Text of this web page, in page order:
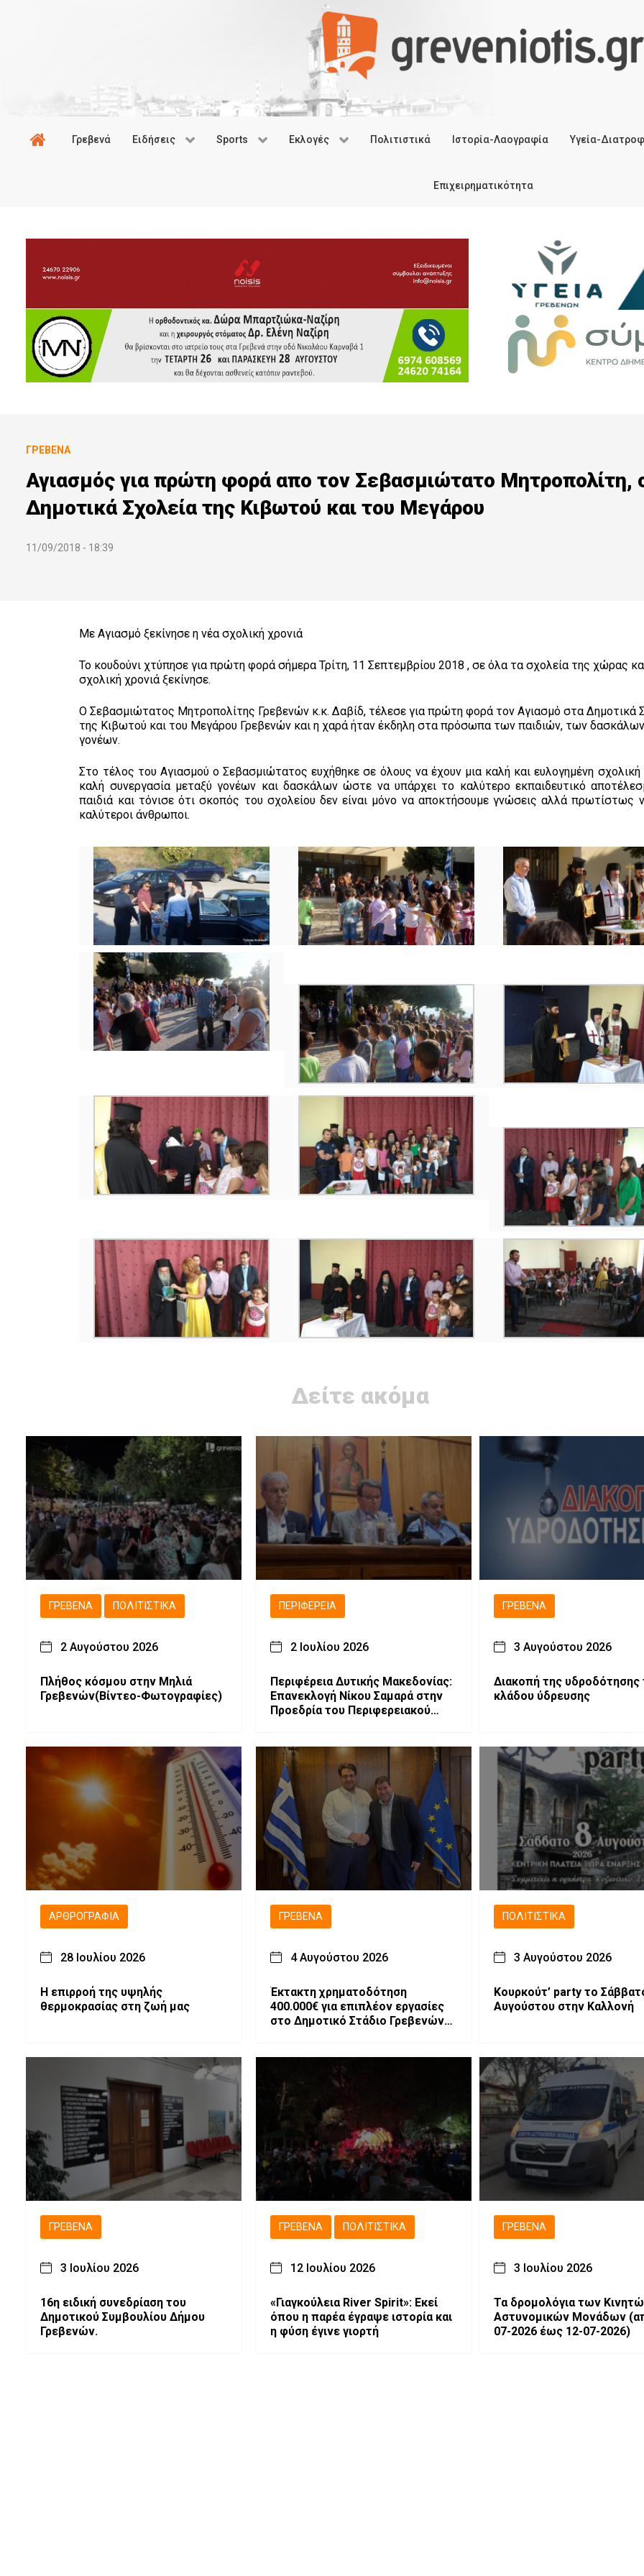
Γρεβενά Ειδήσεις Sports Εκλογές Πολιτιστικά Ιστορία-Λαογραφία Υγεία-
Επιχειρηματικότητα
ΓΡΕΒΕΝΆ
Αγιασμός για πρώτη φορά απο τον Σεβασμιώτατο Μητροπολίτη,
Δημοτικά Σχολεία της Κιβωτού και του Μεγάρου
11/09/2018 - 18:39
Με Αγιασμό ξεκίνησε η νέα σχολική χρονιά
Το κουδούνι χτύπησε για πρώτη φορά σήμερα Τρίτη, 11 Σεπτεμβρίου 2018 , σε όλα τα σχολεία της χώρας
σχολική χρονιά ξεκίνησε.
Ο Σεβασμιώτατος Μητροπολίτης Γρεβενών κ.κ. Δαβίδ, τέλεσε για πρώτη φορά τον Αγιασμό στα Δημοτικά
της Κιβωτού και του Μεγάρου Γρεβενών και η χαρά ήταν έκδηλη στα πρόσωπα των παιδιών, των
γονέων.
Στο τέλος του Αγιασμού ο Σεβασμιώτατος ευχήθηκε σε όλους να έχουν μια καλή και ευλογημένη σχολική
καλή συνεργασία μεταξύ γονέων και δασκάλων ώστε να υπάρχει το καλύτερο εκπαιδευτικό
παιδιά και τόνισε ότι σκοπός του σχολείου δεν είναι μόνο να αποκτήσουμε γνώσεις αλλά πρωτίστως
καλύτεροι άνθρωποι.
Δείτε ακόμα
ΓΡΕΒΕΝΆ ΠΟΛΙΤΙΣΤΙΚΆ
2 Αυγούστου 2026
Πλήθος κόσμου στην Μηλιά
Γρεβενών(Βίντεο-Φωτογραφίες)
ΠΕΡΙΦΈΡΕΙΑ
2 Ιουλίου 2026
Περιφέρεια Δυτικής Μακεδονίας:
Επανεκλογή Νίκου Σαμαρά στην
Προεδρία του Περιφερειακού
Επιτροπής
ΓΡΕΒΕΝΆ
3 Αυγούστου 2026
Διακοπή της υδροδότησης
κλάδου ύδρευσης
ΑΡΘΡΟΓΡΑΦΊΑ
28 Ιουλίου 2026
Η επιρροή της υψηλής
θερμοκρασίας στη ζωή μας
ΓΡΕΒΕΝΆ
4 Αυγούστου 2026
Έκτακτη χρηματοδότηση
400.000€ για επιπλέον εργασίες
στο Δημοτικό Στάδιο Γρεβενών
ΠΟΛΙΤΙΣΤΙΚΆ
3 Αυγούστου 2026
Κουρκούτ’ party το
Αυγούστου στην Καλλονή
ΓΡΕΒΕΝΆ
3 Ιουλίου 2026
16η ειδική συνεδρίαση του
Δημοτικού Συμβουλίου Δήμου
Γρεβενών.
ΓΡΕΒΕΝΆ ΠΟΛΙΤΙΣΤΙΚΆ
12 Ιουλίου 2026
«Γιαγκούλεια River Spirit»: Εκεί
όπου η παρέα έγραψε ιστορία και
η φύση έγινε γιορτή
ΓΡΕΒΕΝΆ
3 Ιουλίου 2026
Τα δρομολόγια των
Αστυνομικών Μονάδων (από 06-
07-2026 έως 12-07-2026)